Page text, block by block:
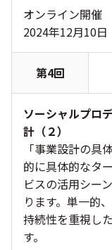
オンライン開催
2024年12月10
第4回
ソーシャルプロ
計（２）
「事業設計の具
的に具体的なタ
ビスの活用シー
ります。単一的
持続性を重視し
す。